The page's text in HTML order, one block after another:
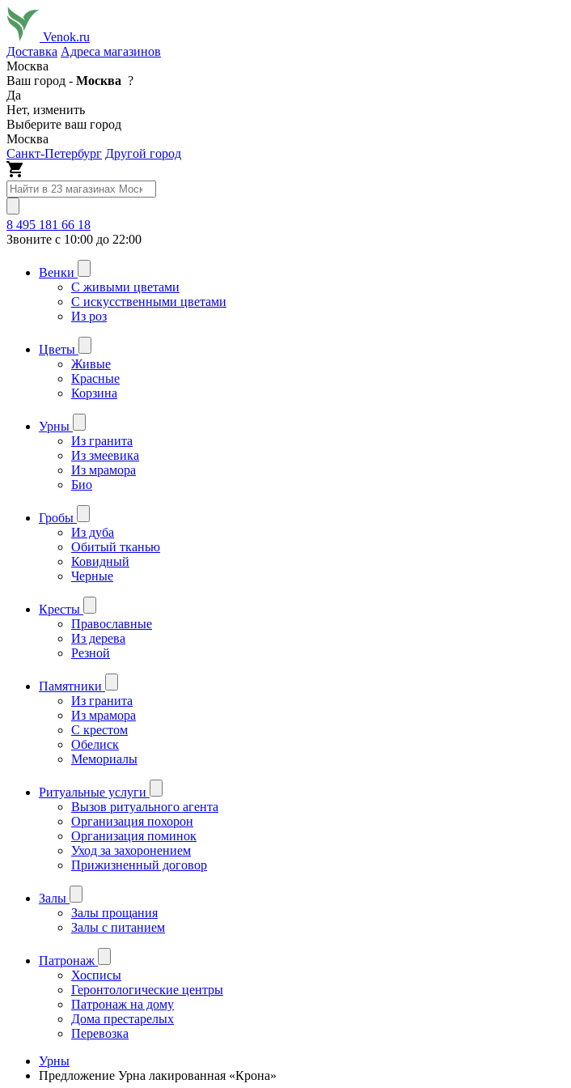
Venok.ru
Доставка Адреса магазинов
Москва
Ваш город - Москва ?
Да
Нет, изменить
Выберите ваш город
Москва
Санкт-Петербург Другой город
8 495 181 66 18
Звоните с 10:00 до 22:00
Венки
С живыми цветами
С искусственными цветами
Из роз
Цветы
Живые
Красные
Корзина
Урны
Из гранита
Из змеевика
Из мрамора
Био
Гробы
Из дуба
Обитый тканью
Ковидный
Черные
Кресты
Православные
Из дерева
Резной
Памятники
Из гранита
Из мрамора
С крестом
Обелиск
Мемориалы
Ритуальные услуги
Вызов ритуального агента
Организация похорон
Организация поминок
Уход за захоронением
Прижизненный договор
Залы
Залы прощания
Залы с питанием
Патронаж
Хосписы
Геронтологические центры
Патронаж на дому
Дома престарелых
Перевозка
Урны
Предложение Урна лакированная «Крона»